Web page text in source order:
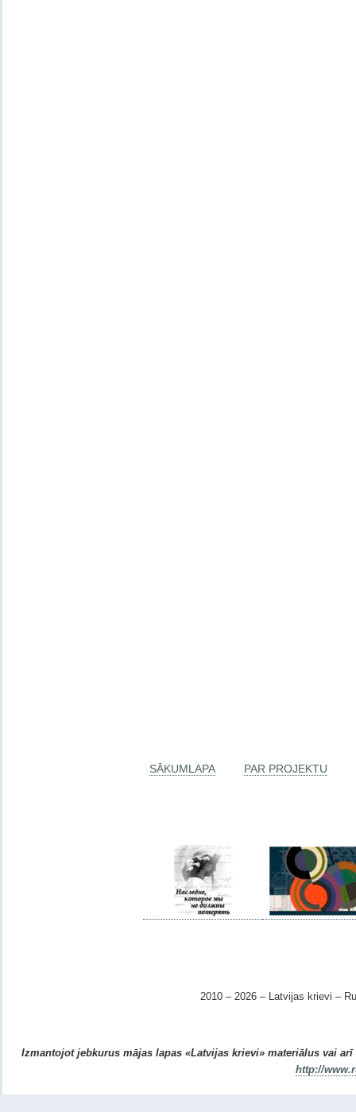
SĀKUMLAPA PAR PROJEKTU
2010 – 2026 – Latvijas krievi –
Izmantojot jebkurus mājas lapas «Latvijas krievi» materiālus vai
http://